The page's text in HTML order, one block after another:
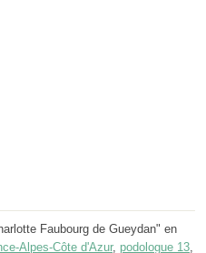
Faubourg de Gueydan" en
Alpes-Côte d'Azur, podologue 13,